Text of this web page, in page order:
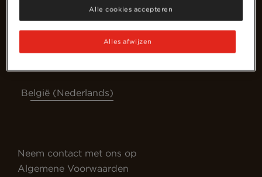
België (Nederlands)
Neem contact met ons op
Algemene Voorwaarden
Alles afwijzen
Alle cookies accepteren